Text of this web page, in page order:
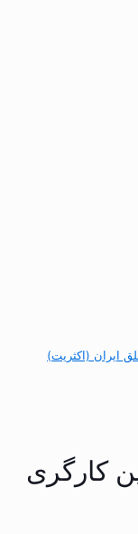
ایران (اکثریت)
کارگری